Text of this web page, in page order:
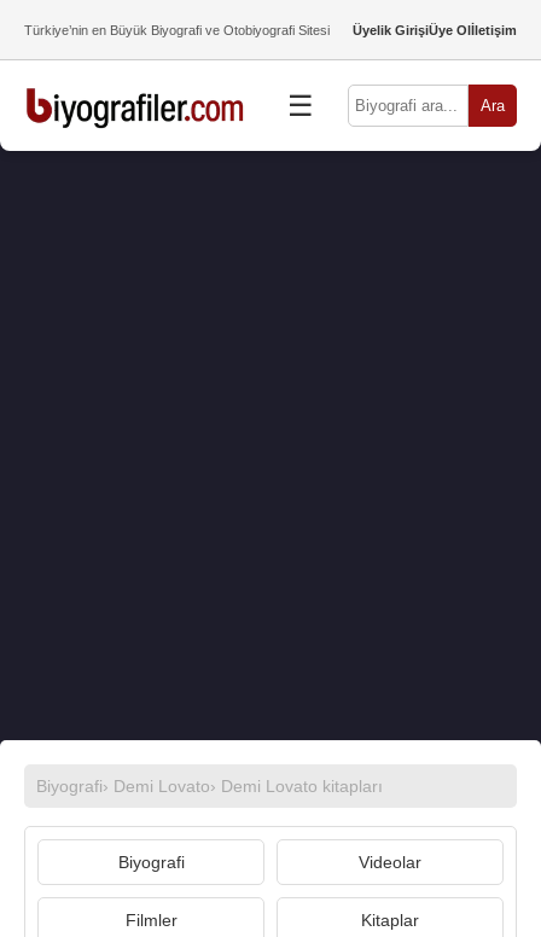
Türkiye’nin en Büyük Biyografi ve Otobiyografi Sitesi Üyelik GirişiÜye Olİletişim
☰ Ara
Biyografi› Demi Lovato› Demi Lovato kitapları
Biyografi Videolar
Filmler Kitaplar